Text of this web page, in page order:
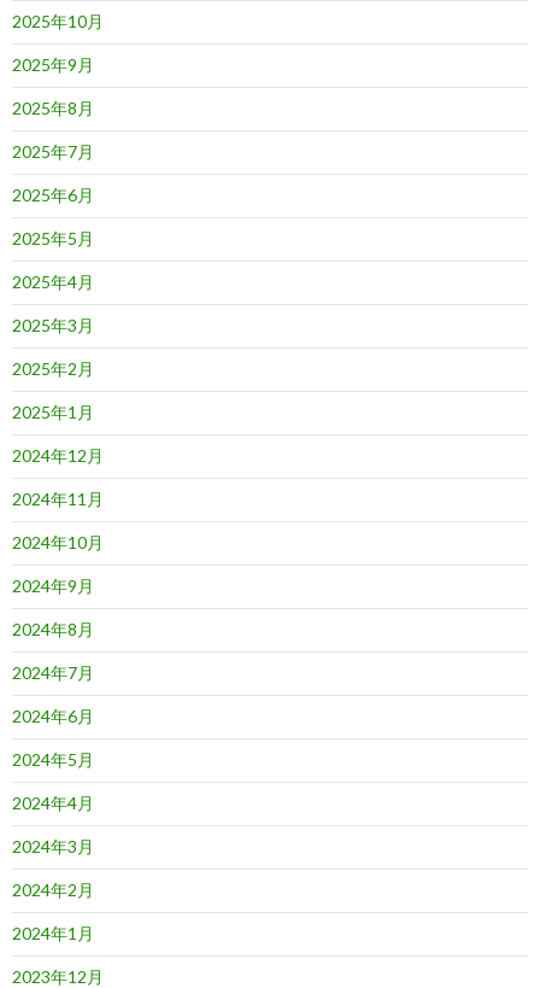
2025年10月
2025年9月
2025年8月
2025年7月
2025年6月
2025年5月
2025年4月
2025年3月
2025年2月
2025年1月
2024年12月
2024年11月
2024年10月
2024年9月
2024年8月
2024年7月
2024年6月
2024年5月
2024年4月
2024年3月
2024年2月
2024年1月
2023年12月